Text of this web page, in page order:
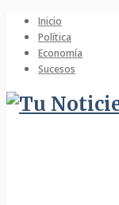
Inicio
Política
Economía
Sucesos